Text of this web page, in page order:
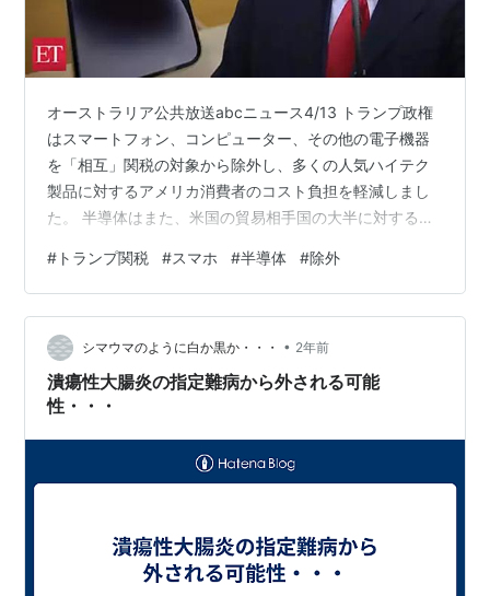
オーストラリア公共放送abcニュース4/13 トランプ政権
はスマートフォン、コンピューター、その他の電子機器
を「相互」関税の対象から除外し、多くの人気ハイテク
製品に対するアメリカ消費者のコスト負担を軽減しまし
た。 半導体はまた、米国の貿易相手国の大半に対する
イブやコンピュータープロセッサーなど、免除対象製品
の多くはアメリカで製造されていません。 トランプ大統
領は関税をアメリカ国内に製造業を戻す手段としている
が、国内製造業の拡大にはおそらく何年もかかるでしょ
う。
# トランプ関税 #スマホ #半導体 #除外
シマウマのように白か黒か・・・ • 2年前
潰瘍性大腸炎の指定難病から外される可能
性・・・